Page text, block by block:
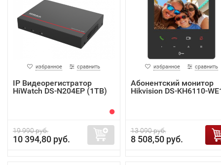
избранное сравнить
IP Видеорегистратор
HiWatch DS-N204EP (1TB)
19 990 руб.
10 394,80 руб.
избранное сравнить
Абонентский монитор
Hikvision DS-KH6110-
13 090 руб.
8 508,50 руб.